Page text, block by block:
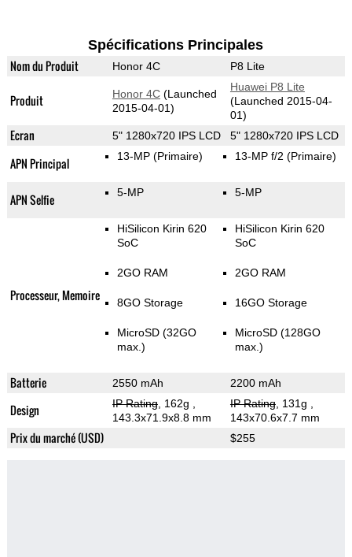
Spécifications Principales
Nom du Produit Honor 4C P8 Lite
Produit Honor 4C(Launched
2015-04-01)
Huawei P8 Lite
(Launched 2015-04-
01)
Ecran 5" 1280x720 IPS LCD 5" 1280x720 IPS LCD
APN Principal 13-MP (Primaire) 13-MP f/2 (Primaire)
APN Selfie 5-MP 5-MP
Processeur, Memoire
HiSilicon Kirin 620
SoC
2GO RAM
8GO Storage
MicroSD (32GO
max.)
HiSilicon Kirin 620
SoC
2GO RAM
16GO Storage
MicroSD (128GO
max.)
Batterie 2550 mAh 2200 mAh
Design IP Rating, 162g
143.3x71.9x8.8 mm
IP Rating, 131g
143x70.6x7.7 mm
Prix du marché (USD) $255